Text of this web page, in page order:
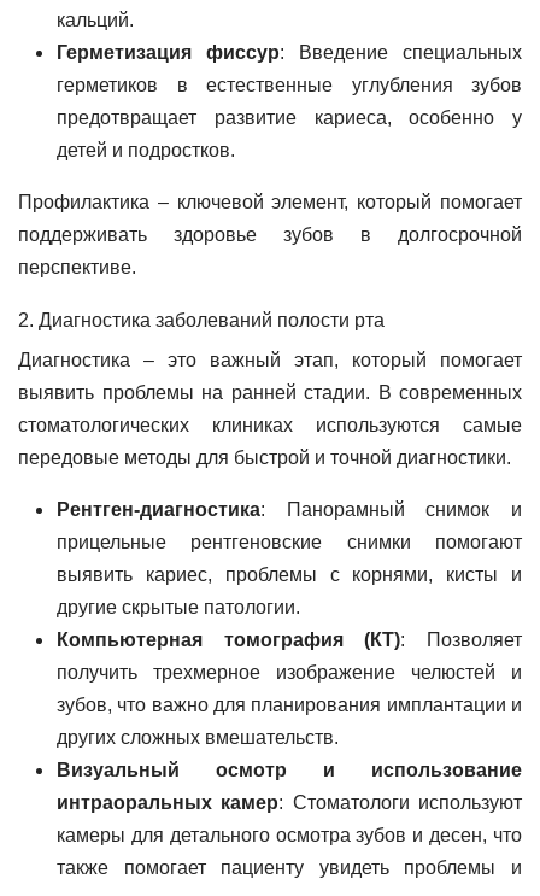
кальций.
Герметизация фиссур: Введение специальных
герметиков в естественные углубления зубов
предотвращает развитие кариеса, особенно у
детей и подростков.
Профилактика – ключевой элемент, который помогает
поддерживать здоровье зубов в долгосрочной
перспективе.
2. Диагностика заболеваний полости рта
Диагностика – это важный этап, который помогает
выявить проблемы на ранней стадии. В современных
стоматологических клиниках используются самые
передовые методы для быстрой и точной диагностики.
Рентген-диагностика: Панорамный снимок и
прицельные рентгеновские снимки помогают
выявить кариес, проблемы с корнями, кисты и
другие скрытые патологии.
Компьютерная томография (КТ): Позволяет
получить трехмерное изображение челюстей и
зубов, что важно для планирования имплантации и
других сложных вмешательств.
Визуальный осмотр и использование
интраоральных камер: Стоматологи используют
камеры для детального осмотра зубов и десен, что
также помогает пациенту увидеть проблемы и